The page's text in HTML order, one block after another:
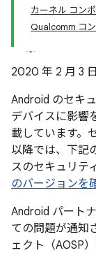
カーネル コン
Qualcomm コ
2020 年 2 月 3
Android のセキ
デバイスに影響
載しています。
以降では、下記
スのセキュリテ
のバージョンを
Android パート
ての問題が通知
ェクト（AOSP